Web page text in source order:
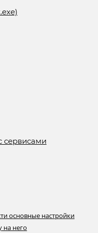
сервисами
основные настройки
на него